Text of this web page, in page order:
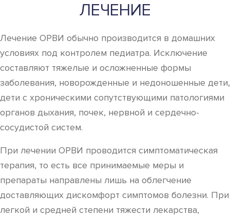
ЛЕЧЕНИЕ
Лечение ОРВИ обычно производится в домашних
условиях под контролем педиатра. Исключение
составляют тяжелые и осложненные формы
заболевания, новорожденные и недоношенные дети,
дети с хроническими сопутствующими патологиями
органов дыхания, почек, нервной и сердечно-
сосудистой систем.
При лечении ОРВИ проводится симптоматическая
терапия, то есть все принимаемые меры и
препараты направлены лишь на облегчение
доставляющих дискомфорт симптомов болезни. При
легкой и средней степени тяжести лекарства,